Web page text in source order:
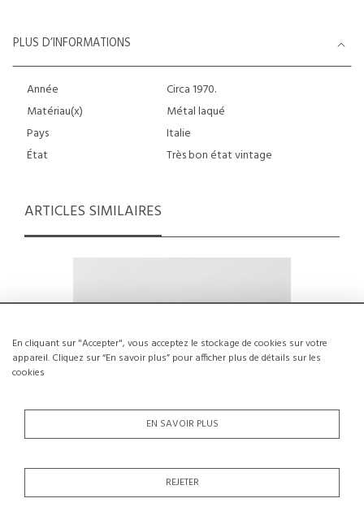
En cliquant sur "Accepter", vous acceptez le stockage de cookies sur votre
appareil. Cliquez sur “En savoir plus” pour afficher plus de détails sur les
cookies
EN SAVOIR PLUS
REJETER
PLUS D’INFORMATIONS
Année
Circa 1970.
Matériau(x)
Métal laqué
Pays
Italie
État
Très bon état vintage
ARTICLES SIMILAIRES
Table Cristallo par Egidio Di Rosa & Pier